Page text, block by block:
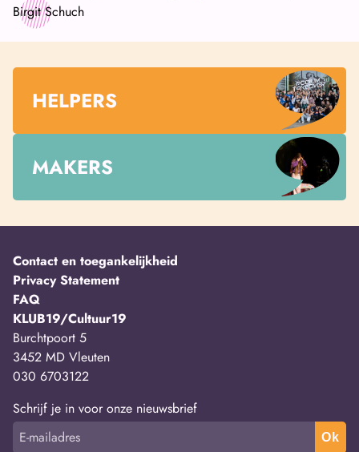
Birgit Schuch
HELPERS
MAKERS
Contact en toegankelijkheid
Privacy Statement
FAQ
KLUB19/Cultuur19
Burchtpoort 5
3452 MD Vleuten
030 6703122
Schrijf je in voor onze nieuwsbrief
Ok